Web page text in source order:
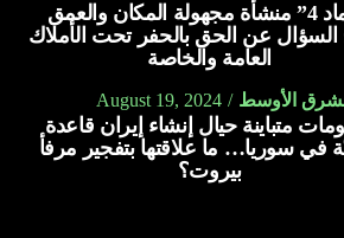
“عماد 4” منشأة مجهولة المكان والعمق
عن الحق بالحفر تحت الأملاك
العامة والخاصة
الأوسط August 19, 2024
متباينة حيال إنشاء إيران قاعدة
في سوريا… ما علاقتها بتفجير مرفأ
بيروت؟